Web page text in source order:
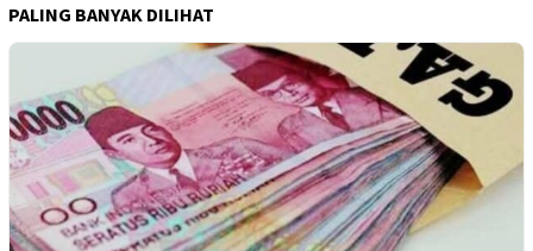
PALING BANYAK DILIHAT